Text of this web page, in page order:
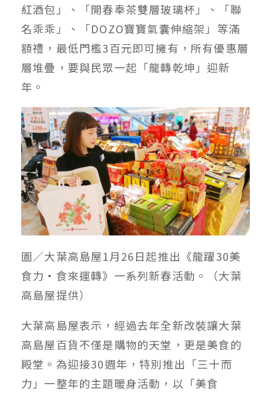
紅酒包」、「開春奉茶雙層玻璃杯」、「聯
名乖乖」、「DOZO寶寶氣囊伸縮架」等滿
額禮，最低門檻3百元即可擁有，所有優惠層
層堆疊，要與民眾一起「龍轉乾坤」迎新
年。
圖／大葉高島屋1月26日起推出《龍躍30美
食力•食來運轉》一系列新春活動。（大葉
高島屋提供）
大葉高島屋表示，經過去年全新改裝讓大葉
高島屋百貨不僅是購物的天堂，更是美食的
殿堂。為迎接30週年，特別推出「三十而
力」一整年的主題暖身活動，以「美食